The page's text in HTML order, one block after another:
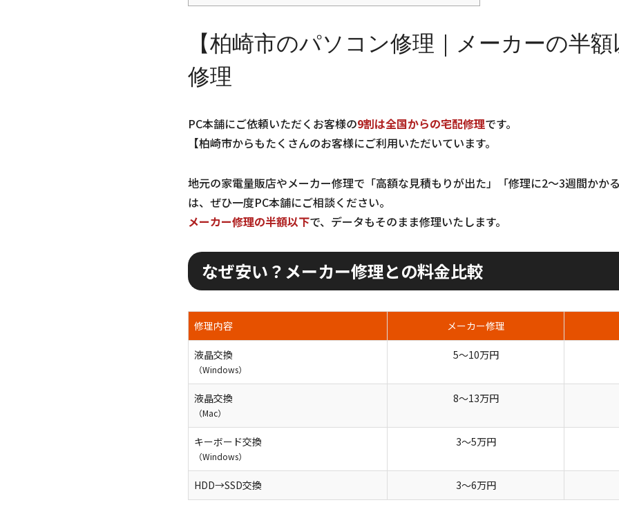
【柏崎市のパソコン修理｜メーカーの半
修理
PC本舗にご依頼いただくお客様の9割は全国からの宅配修理です。
【柏崎市からもたくさんのお客様にご利用いただいています。
地元の家電量販店やメーカー修理で「高額な見積もりが出た」「修理に2〜3週間かか
は、ぜひ一度PC本舗にご相談ください。
メーカー修理の半額以下で、データもそのまま修理いたします。
なぜ安い？メーカー修理との料金比較
修理内容 メーカー修理
液晶交換
（Windows）
5〜10万円
液晶交換
（Mac）
8〜13万円
キーボード交換
（Windows）
3〜5万円
HDD→SSD交換 3〜6万円